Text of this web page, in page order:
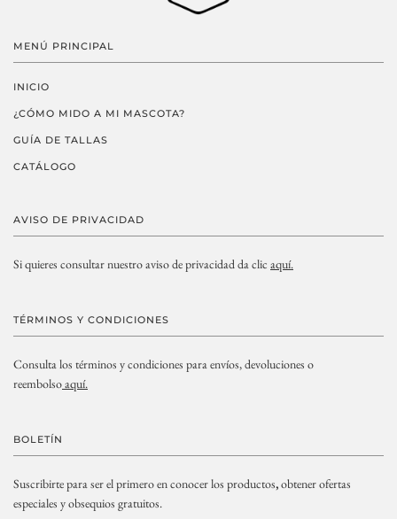
MENÚ PRINCIPAL
INICIO
¿CÓMO MIDO A MI MASCOTA?
GUÍA DE TALLAS
CATÁLOGO
AVISO DE PRIVACIDAD
Si quieres consultar nuestro aviso de privacidad da clic aquí.
TÉRMINOS Y CONDICIONES
Consulta los términos y condiciones para envíos, devoluciones o
reembolsoaquí.
BOLETÍN
Suscribirte para ser el primero en conocer los productos,obtener ofertas
especiales y obsequios gratuitos.